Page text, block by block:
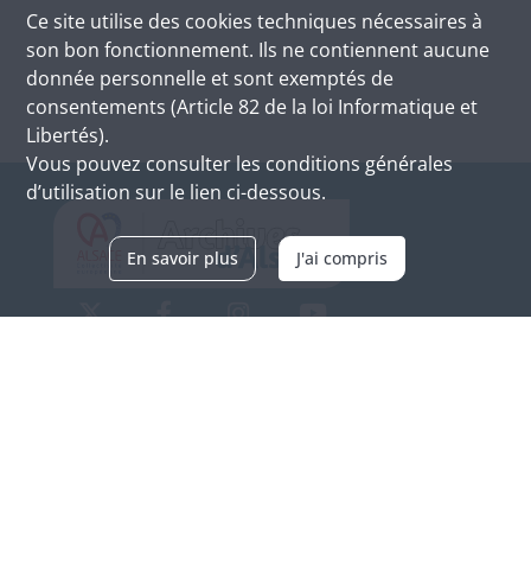
Ce site utilise des cookies techniques nécessaires à
son bon fonctionnement. Ils ne contiennent aucune
donnée personnelle et sont exemptés de
consentements (Article 82 de la loi Informatique et
Libertés).
Vous pouvez consulter les conditions générales
d’utilisation sur le lien ci-dessous.
En savoir plus J'ai compris